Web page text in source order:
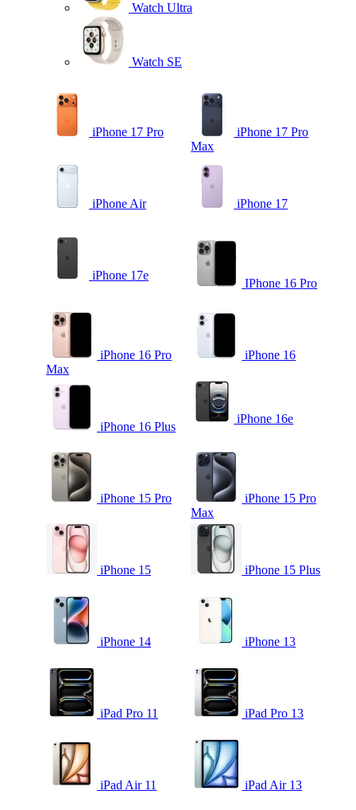
Watch Ultra
Watch SE
iPhone 17 Pro
iPhone 17 Pro
Max
iPhone Air iPhone 17
iPhone 17e
IPhone 16 Pro
iPhone 16 Pro
Max
iPhone 16
iPhone 16 Plus
iPhone 16e
iPhone 15 Pro
iPhone 15 Pro
Max
iPhone 15 iPhone 15 Plus
iPhone 14 iPhone 13
iPad Pro 11 iPad Pro 13
iPad Air 11 iPad Air 13